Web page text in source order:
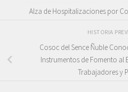
Alza de Hospitalizaciones por
HISTORIA
Cosoc del Sence Ñuble
Instrumentos de Fomento al
Trabajadores y